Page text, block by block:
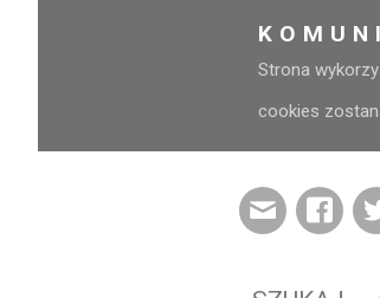
Strona
cookies